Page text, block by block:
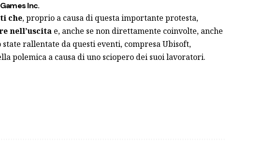
Inc.
che, proprio a causa di questa importante protesta,
nell’uscitae, anche se non direttamente coinvolte, anche
rallentate da questi eventi, compresa Ubisoft,
polemica a causa di uno sciopero dei suoi lavoratori.